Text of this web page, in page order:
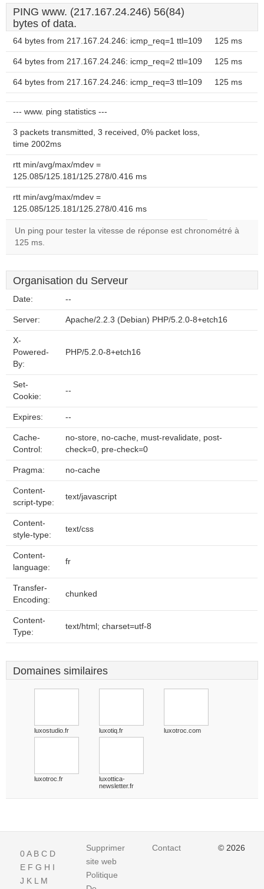
PING www. (217.167.24.246) 56(84)
bytes of data.
64 bytes from 217.167.24.246: icmp_req=1 ttl=109 125 ms
64 bytes from 217.167.24.246: icmp_req=2 ttl=109 125 ms
64 bytes from 217.167.24.246: icmp_req=3 ttl=109 125 ms
--- www. ping statistics ---
3 packets transmitted, 3 received, 0% packet loss,
time 2002ms
rtt min/avg/max/mdev =
125.085/125.181/125.278/0.416 ms
rtt min/avg/max/mdev =
125.085/125.181/125.278/0.416 ms
Un ping pour tester la vitesse de réponse est chronométré à
125 ms.
Organisation du Serveur
Date: --
Server: Apache/2.2.3 (Debian) PHP/5.2.0-8+etch16
X-
Powered-
By:
PHP/5.2.0-8+etch16
Set-
Cookie:
--
Expires: --
Cache-
Control:
no-store, no-cache, must-revalidate, post-
check=0, pre-check=0
Pragma: no-cache
Content-
script-type:
text/javascript
Content-
style-type:
text/css
Content-
language:
fr
Transfer-
Encoding:
chunked
Content-
Type:
text/html; charset=utf-8
Domaines similaires
luxostudio.fr luxotiq.fr luxotroc.com
luxotroc.fr
luxottica-
newsletter.fr
0A B C D
E F G H I
J K L M
Supprimer
site web
Politique
Contact © 2026